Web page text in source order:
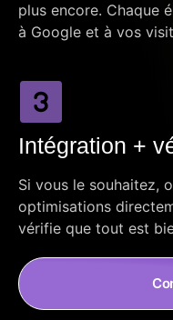
plus encore. Chaque
à Google et à vos
Intégration +
Si vous le souhaitez,
optimisations
vérifie que tout est